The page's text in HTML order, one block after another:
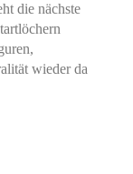
die nächste
wieder da